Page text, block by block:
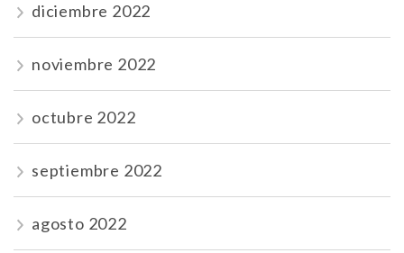
diciembre 2022
noviembre 2022
octubre 2022
septiembre 2022
agosto 2022